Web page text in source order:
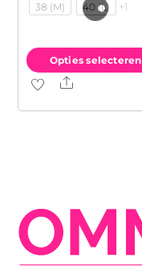
38 (M)
40 (L) +1
Opties selecteren
Dit
optie
kan
gekozen
Share